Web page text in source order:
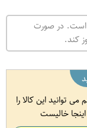
است. در صورت
کند.
توانید این کالا را
اینجا خالیست